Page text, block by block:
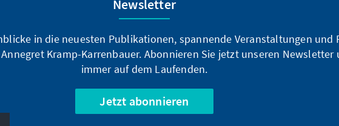
Newsletter
in die neuesten Publikationen, spannende Veranstaltungen und
Kramp-Karrenbauer. Abonnieren Sie jetzt unseren Newsletter
immer auf dem Laufenden.
Jetzt abonnieren